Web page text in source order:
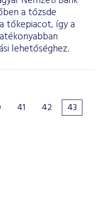
a tőzsde
tőkepiacot, így a
lehetőséghez.
41 42 43